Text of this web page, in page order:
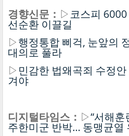
경향신문： ▷코스피
선순환 이끌길
▷행정통합 삐걱, 눈앞의
대의로 풀라
▷ 민감한 법왜곡죄 수정안
겨야
디지털타임스： ▷“서해훈
주한미군 반박… 동맹균열